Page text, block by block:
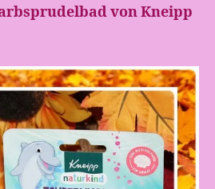
von Kneipp